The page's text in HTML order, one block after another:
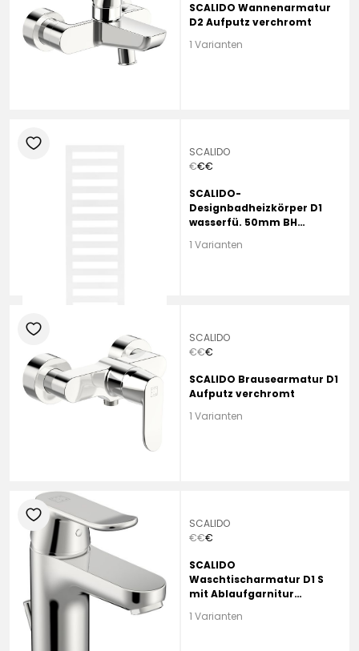
SCALIDO Wannenarmatur
D2 Aufputz verchromt
1 Varianten
heart
SCALIDO
€€€
SCALIDO-
Designbadheizkörper D1
wasserfü. 50mm BH
9016 weiß
1 Varianten
heart
SCALIDO
€€€
SCALIDO Brausearmatur D1
Aufputz verchromt
1 Varianten
heart
SCALIDO
€€€
SCALIDO
Waschtischarmatur D1 S
mit Ablaufgarnitur
1 Varianten